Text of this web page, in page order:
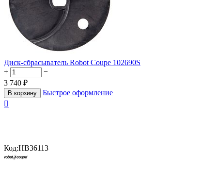
Диск-сбрасыватель Robot Coupe 102690S
+
−
3 740 ₽
В корзину
Быстрое оформление

Код:HB36113